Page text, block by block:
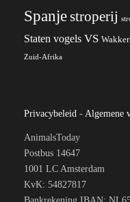
Spanjestroperij
Staten vogels VS
Zuid-Afrika
Privacybeleid - Algemene
AnimalsToday
Postbus 14647
1001 LC Amsterdam
KvK: 54827817